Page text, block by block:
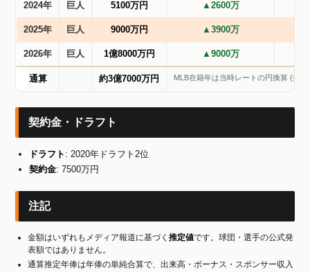
2024年 巨人 5100万円 ▲2600万
2025年 巨人 9000万円 ▲3900万
2026年 巨人 1億8000万円 ▲9000万
通算 約3億7000万円 MLB在籍年は当時レートの円換算 (推定
契約金・ドラフト
ドラフト : 2020年ドラフト2位
契約金: 7500万円
注記
金額はいずれもメディア報道に基づく 推定値です。球団・選手の公式発
表額ではありません。
通算推定年俸は年俸の単純合算で、出来高・ボーナス・スポンサー収入